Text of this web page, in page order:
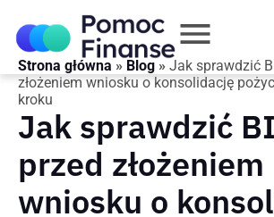
Strona główna » Blog » Jak sprawdzić
złożeniem wniosku o konsolidację
kroku
Jak sprawdzić
przed złożeniem
wniosku o